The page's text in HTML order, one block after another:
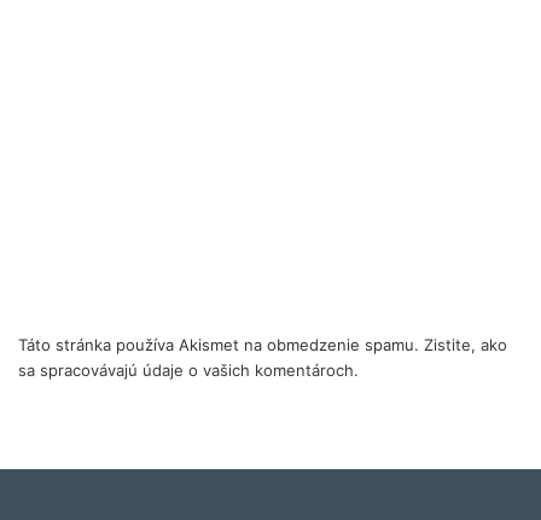
Táto stránka používa Akismet na obmedzenie spamu. Zistite, ako
sa spracovávajú údaje o vašich komentároch.